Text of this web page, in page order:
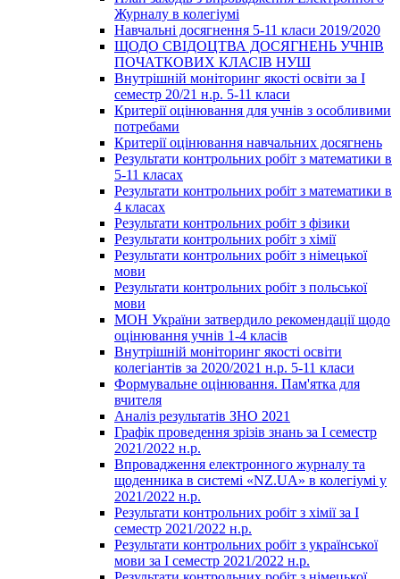
Журналу в колегіумі
Навчальні досягнення 5-11 класи 2019/2020
ЩОДО СВІДОЦТВА ДОСЯГНЕНЬ УЧНІВ
ПОЧАТКОВИХ КЛАСІВ НУШ
Внутрішній моніторинг якості освіти за І
семестр 20/21 н.р. 5-11 класи
Критерії оцінювання для учнів з особливими
потребами
Критерії оцінювання навчальних досягнень
Результати контрольних робіт з математики в
5-11 класах
Результати контрольних робіт з математики в
4 класах
Результати контрольних робіт з фізики
Результати контрольних робіт з хімії
Результати контрольних робіт з німецької
мови
Результати контрольних робіт з польської
мови
МОН України затвердило рекомендації щодо
оцінювання учнів 1-4 класів
Внутрішній моніторинг якості освіти
колегіантів за 2020/2021 н.р. 5-11 класи
Формувальне оцінювання. Пам'ятка для
вчителя
Аналіз результатів ЗНО 2021
Графік проведення зрізів знань за І семестр
2021/2022 н.р.
Впровадження електронного журналу та
щоденника в системі «NZ.UA» в колегіумі у
2021/2022 н.р.
Результати контрольних робіт з хімії за І
семестр 2021/2022 н.р.
Результати контрольних робіт з української
мови за І семестр 2021/2022 н.р.